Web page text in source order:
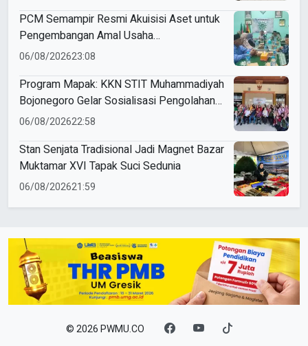
PCM Semampir Resmi Akuisisi Aset untuk
Pengembangan Amal Usaha
Muhammadiyah
06/08/202623:08
Program Mapak: KKN STIT Muhammadiyah
Bojonegoro Gelar Sosialisasi Pengolahan
Sampah
06/08/202622:58
Stan Senjata Tradisional Jadi Magnet Bazar
Muktamar XVI Tapak Suci Sedunia
06/08/202621:59
© 2026 PWMU.CO